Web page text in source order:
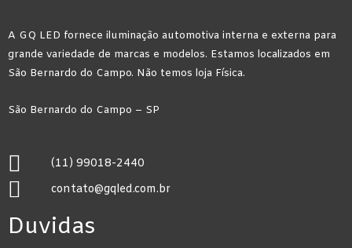
A GQ LED fornece iluminação automotiva interna e externa para
grande variedade de marcas e modelos. Estamos localizados em
São Bernardo do Campo. Não temos loja Física.
São Bernardo do Campo – SP
(11) 99018-2440
contato@gqled.com.br
Duvidas